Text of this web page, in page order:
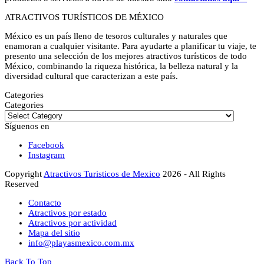
ATRACTIVOS TURÍSTICOS DE MÉXICO
México es un país lleno de tesoros culturales y naturales que
enamoran a cualquier visitante. Para ayudarte a planificar tu viaje, te
presento una selección de los mejores atractivos turísticos de todo
México, combinando la riqueza histórica, la belleza natural y la
diversidad cultural que caracterizan a este país.
Categories
Categories
Síguenos en
Facebook
Instagram
CopyrightAtractivos Turisticos de Mexico 2026 - All Rights
Reserved
Contacto
Atractivos por estado
Atractivos por actividad
Mapa del sitio
info@playasmexico.com.mx
Back To Top